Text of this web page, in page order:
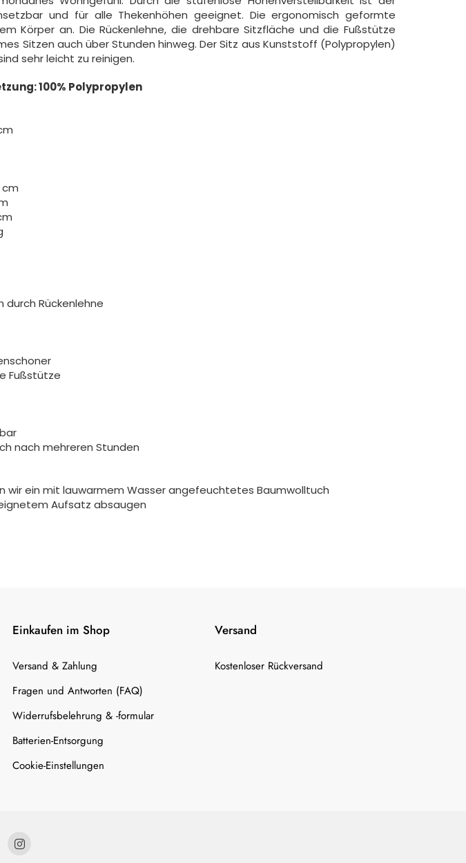
und für alle Thekenhöhen geeignet. Die ergonomisch geformte
Körper an. Die Rückenlehne, die drehbare Sitzfläche und die Fußstütze
Sitzen auch über Stunden hinweg. Der Sitz aus Kunststoff (Polypropylen)
sehr leicht zu reinigen.
100% Polypropylen
cm
Rückenlehne
Fußstütze
nach mehreren Stunden
wir ein mit lauwarmem Wasser angefeuchtetes Baumwolltuch
Aufsatz absaugen
Einkaufen im Shop
Versand & Zahlung
Fragen und Antworten (FAQ)
Widerrufsbelehrung & -formular
Batterien-Entsorgung
Cookie-Einstellungen
Versand
Kostenloser Rückversand